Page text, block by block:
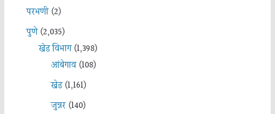
परभणी(2)
पुणे(2,035)
खेड विभाग(1,398)
आंबेगाव(108)
खेड(1,161)
जुन्नर(140)